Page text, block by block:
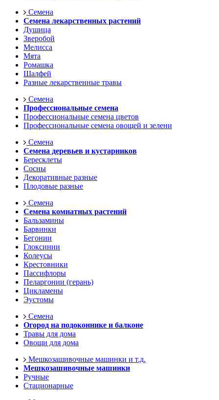
Семена
Семена лекарственных растений
Душица
Зверобой
Мелисса
Мята
Ромашка
Шалфей
Разные лекарственные травы
Семена
Профессиональные семена
Профессиональные семена цветов
Профессиональные семена овощей и зелени
Семена
Семена деревьев и кустарников
Бересклеты
Сосны
Декоративные разные
Плодовые разные
Семена
Семена комнатных растений
Бальзамины
Барвинки
Бегонии
Глоксинии
Колеусы
Крестовники
Пассифлоры
Пеларгонии (герань)
Цикламены
Эустомы
Семена
Огород на подоконнике и балконе
Травы для дома
Овощи для дома
Мешкозашивочные машинки и т.д.
Мешкозашивочные машинки
Ручные
Стационарные